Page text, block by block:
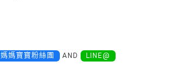
媽媽寶寶粉絲團 AND LINE@